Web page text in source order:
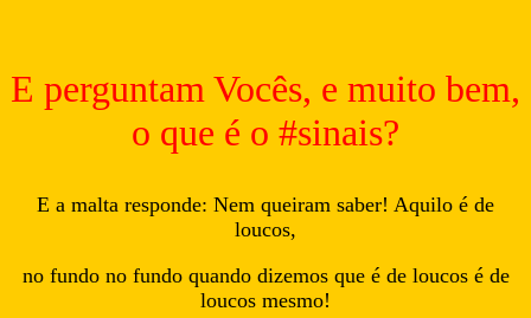
E perguntam Vocês, e muito bem,
o que é o #sinais?
E a malta responde: Nem queiram saber! Aquilo é de
loucos,
no fundo no fundo quando dizemos que é de loucos é de
loucos mesmo!